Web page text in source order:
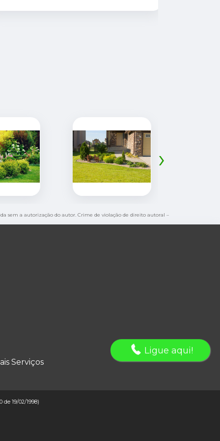
›
sem a autorização do autor. Crime de violação de direito autoral –
Serviços
19/02/1998)
Ligue aqui!